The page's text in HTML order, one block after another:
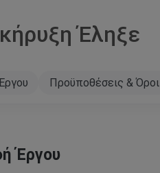
Έληξε
Προϋποθέσεις & Όροι
Έργου